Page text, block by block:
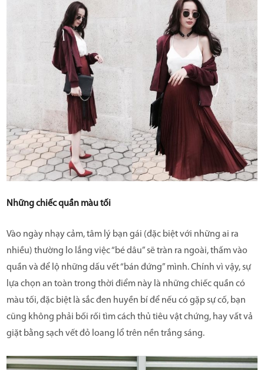
Những chiếc quần màu tối
Vào ngày nhạy cảm, tâm lý bạn gái (đặc biệt với những ai ra
nhiều) thường lo lắng việc “bé dâu” sẽ tràn ra ngoài, thấm vào
quần và để lộ những dấu vết “bán đứng” mình. Chính vì vậy, sự
lựa chọn an toàn trong thời điểm này là những chiếc quần có
màu tối, đặc biệt là sắc đen huyền bí để nếu có gặp sự cố, bạn
cũng không phải bối rối tìm cách thủ tiêu vật chứng, hay vất vả
giặt bằng sạch vết đỏ loang lổ trên nền trắng sáng.